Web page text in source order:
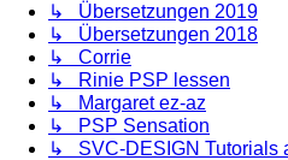
↳ Übersetzungen 2019
↳ Übersetzungen 2018
↳ Corrie
↳ Rinie PSP lessen
↳ Margaret ez-az
↳ PSP Sensation
↳ SVC-DESIGN Tutorials